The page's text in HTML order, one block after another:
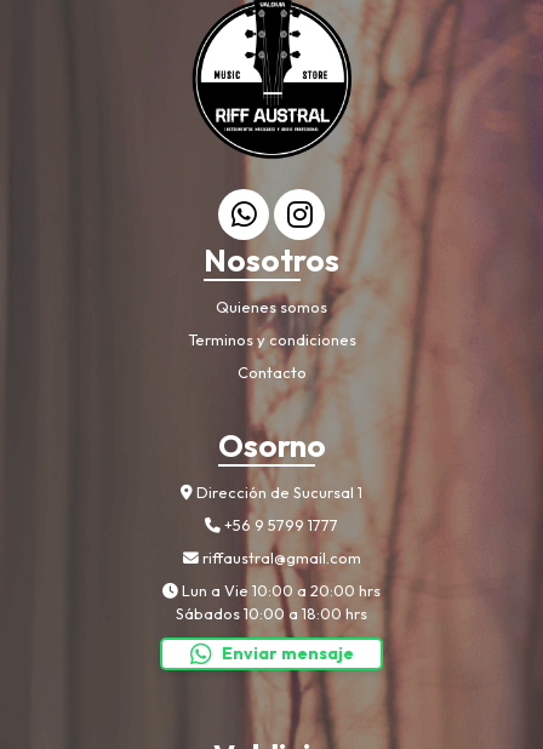
Nosotros
Quienes somos
Terminos y condiciones
Contacto
Osorno
Dirección de Sucursal 1
+56 9 5799 1777
riffaustral@gmail.com
Lun a Vie 10:00 a 20:00 hrs
Sábados 10:00 a 18:00 hrs
Enviar mensaje